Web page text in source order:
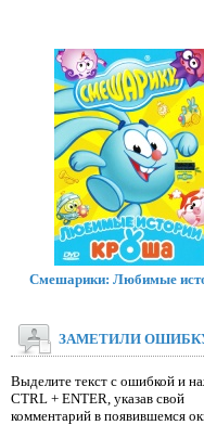
Смешарики: Любимые
ЗАМЕТИЛИ
Выделите текст с ошибкой и
CTRL + ENTER, указав свой
комментарий в появившемся